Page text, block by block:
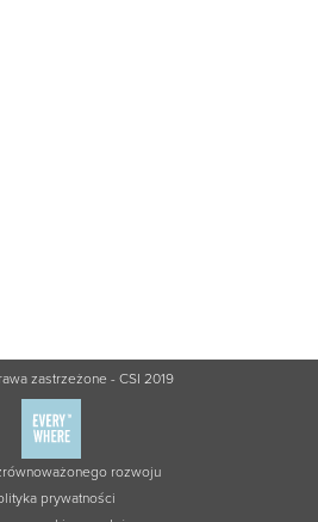
zastrzeżone - CSI 2019
rozwoju
prywatności